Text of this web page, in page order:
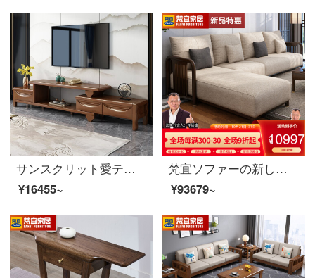
サンスクリット愛テレビキャビネットの新しい中国式ゴムの木の家具は、リビング家具のテレビキャビネットの組み立てに伸縮することができます。
¥16455~
梵宜ソファーの新しい中国式の実木布芸皮のソファーのシングル席1+2+3セットのリビングルームの大きさと豪華さを兼ね備えた高贵妃の角にあるソファの逸品家具【皮芸座布団】1+2+3
¥93679~